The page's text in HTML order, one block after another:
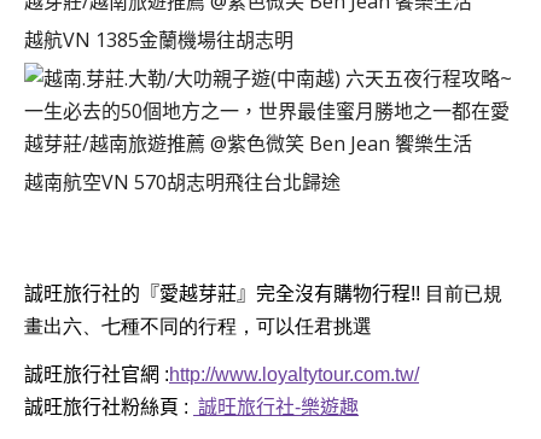
越航VN 1385金蘭機場往胡志明
越南航空VN 570胡志明飛往台北歸途
誠旺旅行社的『愛越芽莊』完全沒有購物行程!! 目前已規
畫出六、七種不同的行程，可以任君挑選
誠旺旅行社官網 :http://www.loyaltytour.com.tw/
誠旺旅行社粉絲頁 : 誠旺旅行社-樂遊趣